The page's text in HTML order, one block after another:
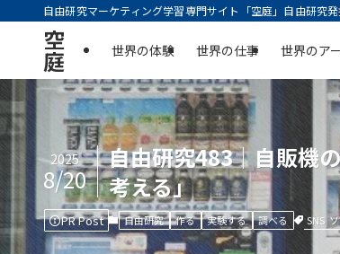
自由研究マーケティング学習専門サイト「空庭」自由研究
空
庭 世界の体験 世界の仕事 世界のア
自由研究483｜自販機
考える」
2025
8/20
PR Post 自由研究 作る 実験する 調べる SNS